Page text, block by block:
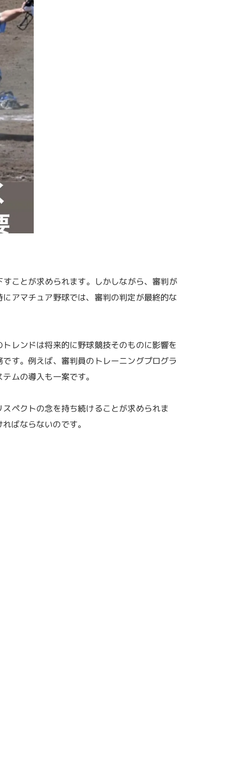
ことが求められます。しかしながら、審判が
アマチュア野球では、審判の判定が最終的な
レンドは将来的に野球競技そのものに影響を
す。例えば、審判員のトレーニングプログラ
ムの導入も一案です。
ペクトの念を持ち続けることが求められま
ばならないのです。